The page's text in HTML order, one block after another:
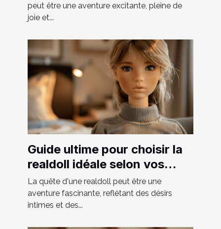
peut être une aventure excitante, pleine de
joie et...
Guide ultime pour choisir la
realdoll idéale selon vos
préférences
La quête d'une realdoll peut être une
aventure fascinante, reflétant des désirs
intimes et des...